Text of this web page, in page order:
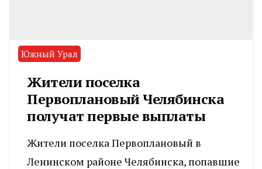
Южный Урал
Жители поселка
Первоплановый Челябинска
получат первые выплаты
Жители поселка Первоплановый в
Ленинском районе Челябинска, попавшие